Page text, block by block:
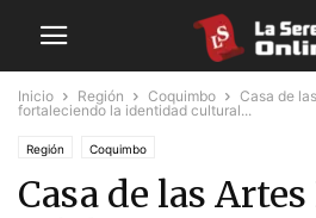
Inicio Región Coquimbo
Casa de
fortaleciendo la identidad cultural...
Región Coquimbo
Casa de las